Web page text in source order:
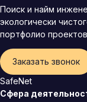
Поиск и найм
экологически
портфолио проектов
Заказать звонок
SafeNet
Сфера